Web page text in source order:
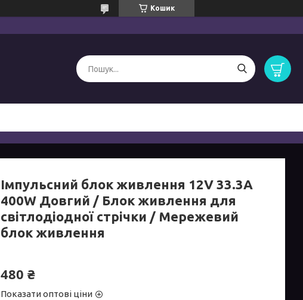
Кошик
Імпульсний блок живлення 12V 33.3А
400W Довгий / Блок живлення для
світлодіодної стрічки / Мережевий
блок живлення
480 ₴
Показати оптові ціни